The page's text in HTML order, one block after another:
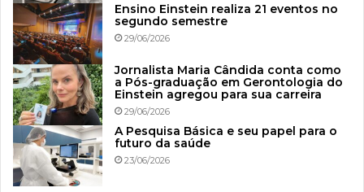
Ensino Einstein realiza 21 eventos no
segundo semestre
29/06/2026
Jornalista Maria Cândida conta como
a Pós-graduação em Gerontologia do
Einstein agregou para sua carreira
29/06/2026
A Pesquisa Básica e seu papel para o
futuro da saúde
23/06/2026